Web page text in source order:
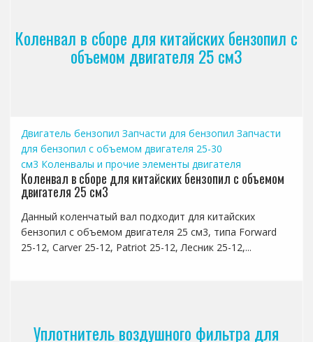
Коленвал в сборе для китайских бензопил с
объемом двигателя 25 см3
Двигатель бензопил Запчасти для бензопил Запчасти
для бензопил с объемом двигателя 25-30
см3 Коленвалы и прочие элементы двигателя
Коленвал в сборе для китайских бензопил с объемом
двигателя 25 см3
Данный коленчатый вал подходит для китайских
бензопил с объемом двигателя 25 см3, типа Forward
25-12, Carver 25-12, Patriot 25-12, Лесник 25-12,...
Уплотнитель воздушного фильтра для